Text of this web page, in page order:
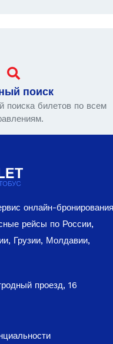
поиск
поиска билетов по всем
онлайн-бронирования
рейсы по России,
Грузии, Молдавии,
проезд, 16